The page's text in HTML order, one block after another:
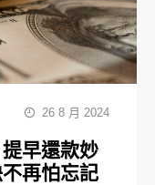
26 8 月 2024
早還款妙
再怕忘記